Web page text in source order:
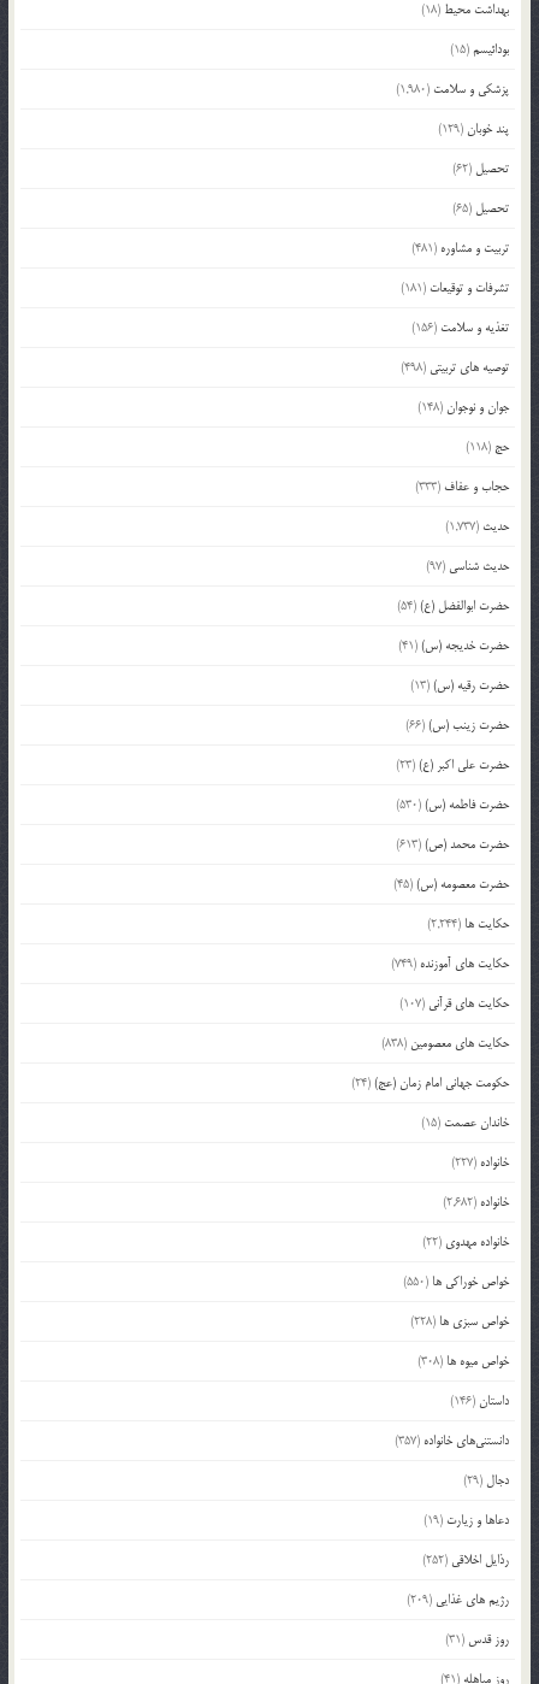
بهداشت محیط (18)
بودائیسم(15)
پزشکی و سلامت (1,980)
پند خوبان(129)
تحصیل (62)
تحصیل (65)
تربیت و مشاوره (481)
تشرفات و توقیعات (181)
تغذیه و سلامت (156)
توصیه های تربیتی (498)
جوان و نوجوان(148)
حج (118)
حجاب و عفاف (333)
حدیث (1,737)
حدیث شناسی (97)
حضرت ابوالفضل (ع)(54)
حضرت خدیجه (س)(41)
حضرت رقیه (س)(13)
حضرت زینب (س)(66)
حضرت علی اکبر (ع)(23)
حضرت فاطمه (س)(530)
حضرت محمد (ص)(613)
حضرت معصومه (س)(45)
حکایت ها (2,244)
حکایت های آموزنده (749)
حکایت های قرآنی (107)
حکایت های معصومین (838)
حکومت جهانی امام زمان (عج)(24)
خاندان عصمت (15)
خانواده (227)
خانواده (2,682)
خانواده مهدوی (22)
خواص خوراکی ها (550)
خواص سبزی ها (228)
خواص میوه ها (308)
داستان(146)
دانستنی‌های خانواده (357)
دجال (29)
دعاها و زیارت (19)
رذایل اخلاقی (252)
رژیم های غذایی (209)
روز قدس (31)
روز مباهله (41)